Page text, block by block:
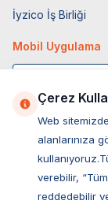
İyzico İş Birliği
Mobil Uygulama
Çerez
Web
alanlarınıza
verebilir,
reddedebilir